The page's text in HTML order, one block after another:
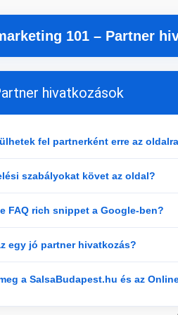
101 – Partner
hivatkozások
fel partnerként erre az
szabályokat követ az oldal?
FAQ rich snippet a Google-ben?
egy jó partner hivatkozás?
a SalsaBudapest.hu és az